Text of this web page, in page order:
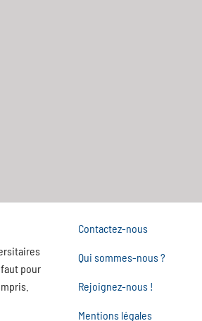
pour
Contactez-nous
Qui sommes-nous ?
Rejoignez-nous !
Mentions légales